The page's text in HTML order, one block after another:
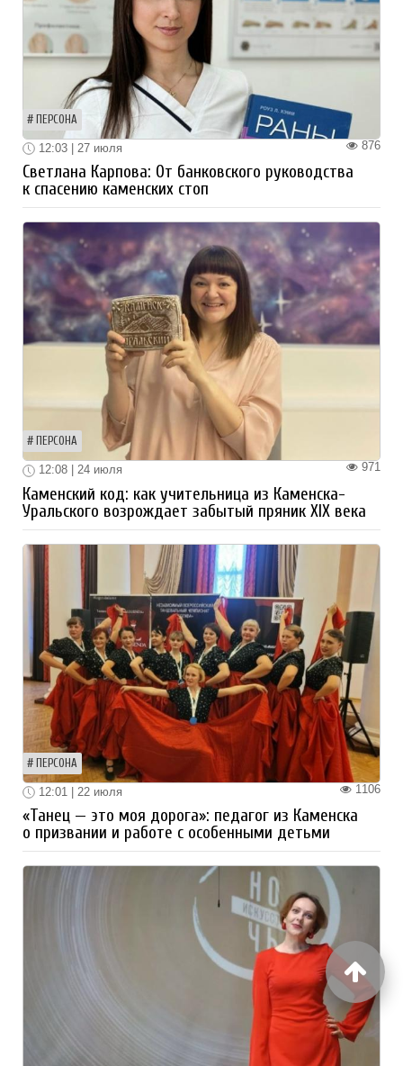
ПЕРСОНА
876
12:03 | 27 июля
Светлана Карпова: От банковского руководства
к спасению каменских стоп
ПЕРСОНА
971
12:08 | 24 июля
Каменский код: как учительница из Каменска-
Уральского возрождает забытый пряник XIX века
ПЕРСОНА
1106
12:01 | 22 июля
«Танец — это моя дорога»: педагог из Каменска
о призвании и работе с особенными детьми